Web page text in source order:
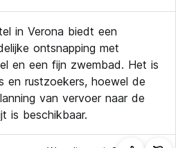
in Verona biedt een
ontsnapping met
en een fijn zwembad. Het is
en rustzoekers, hoewel de
van vervoer naar de
is beschikbaar.